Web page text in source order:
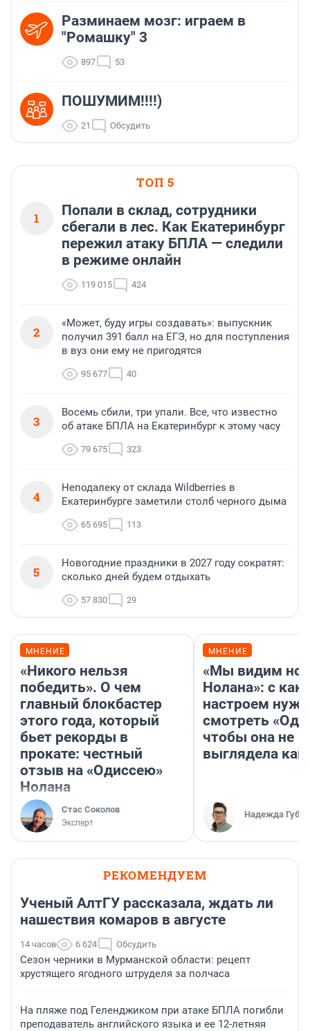
Разминаем мозг: играем в
"Ромашку" 3
897 53
ПОШУМИМ!!!!)
21 Обсудить
ТОП 5
1
Попали в склад, сотрудники
сбегали в лес. Как Екатеринбург
пережил атаку БПЛА — следили
в режиме онлайн
119 015 424
2
«Может, буду игры создавать»: выпускник
получил 391 балл на ЕГЭ, но для поступления
в вуз они ему не пригодятся
95 677 40
3
Восемь сбили, три упали. Все, что известно
об атаке БПЛА на Екатеринбург к этому часу
79 675 323
4
Неподалеку от склада Wildberries в
Екатеринбурге заметили столб черного дыма
65 695 113
5
Новогодние праздники в 2027 году сократят:
сколько дней будем отдыхать
57 830 29
МНЕНИЕ
«Никого нельзя
победить». О чем
главный блокбастер
этого года, который
бьет рекорды в
прокате: честный
отзыв на «Одиссею»
Нолана
Стас Соколов
Эксперт
МНЕНИЕ
«Мы видим
Нолана»: с
настроем
смотреть
чтобы она не
выглядела как
Надежда
РЕКОМЕНДУЕМ
Ученый АлтГУ рассказала, ждать ли
нашествия комаров в августе
14 часов 6 624 Обсудить
Сезон черники в Мурманской области: рецепт
хрустящего ягодного штруделя за полчаса
На пляже под Геленджиком при атаке БПЛА погибли
преподаватель английского языка и ее 12-летняя